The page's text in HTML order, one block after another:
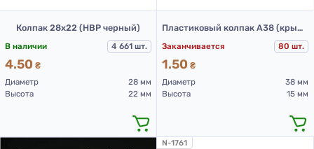
Колпак 28х22 (НВР черный)
В наличии 4 661 шт.
4.50 ₴
Диаметр
28 мм
Высота
22 мм
Пластиковый колпак А38 (крышки для ПЭТ бутылок 38 мм черные)
Заканчивается 80 шт.
1.50 ₴
Диаметр
38 мм
Высота
15 мм
N-1761